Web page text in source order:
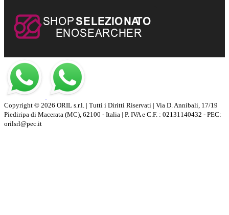
Copyright © 2026 ORIL s.r.l. | Tutti i Diritti Riservati | Via D. Annibali, 17/19
Piediripa di Macerata (MC), 62100 - Italia | P. IVA e C.F. : 02131140432 - PEC:
orilsrl@pec.it